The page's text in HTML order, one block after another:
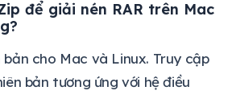
để giải nén RAR trên Mac
bản cho Mac và Linux. Truy cập
bản tương ứng với hệ điều